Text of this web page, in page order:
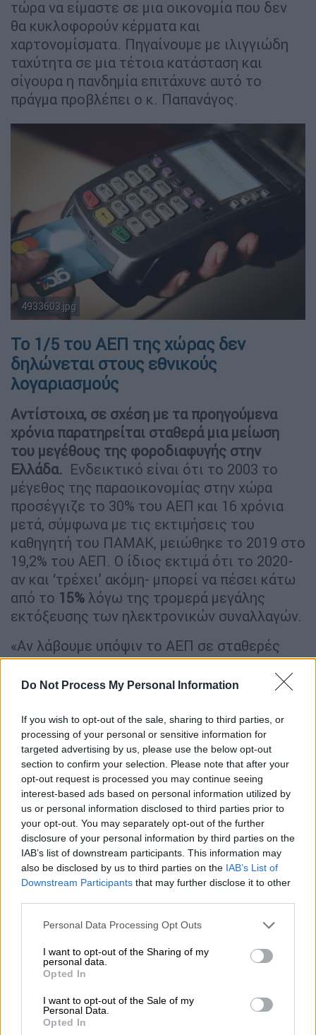
Do Not Process My Personal Information
If you wish to opt-out of the sale, sharing to third parties, or
processing of your personal or sensitive information for
targeted advertising by us, please use the below opt-out
section to confirm your selection. Please note that after your
opt-out request is processed you may continue seeing
interest-based ads based on personal information utilized by
us or personal information disclosed to third parties prior to
your opt-out. You may separately opt-out of the further
disclosure of your personal information by third parties on the
IAB’s list of downstream participants. This information may
also be disclosed by us to third parties on the IAB’s List of
Downstream Participants that may further disclose it to other
Please note that this website/app uses one or more Google
not limited to your visit or usage behaviour. You may click to
grant or deny consent to Google and its third-party tags to
use your data for below specified purposes in below Google
consent section.
Personal Data Processing Opt Outs
I want to opt-out of the Sharing of my
personal data.
Opted In
I want to opt-out of the Sale of my
Personal Data.
Opted In
τώρα να είμαστε σε μια οικονομία που δεν
θα κυκλοφορούν κέρματα και
χαρτονομίσματα. Πηγαίνουμε με ιλιγγιώδη
ταχύτητα σε μια τέτοια κατάσταση και
σίγουρα η πανδημία επιτάχυνε αυτό το
πράγμα προβλέπει ο κ. Παπανάγος.
4933603.jpg
Eurokinissi/POS
Το 1/5 του ΑΕΠ της χώρας δεν
δηλώνεται στους εθνικούς
λογαριασμούς
Αντίστοιχα, σε σχέση με τα προηγούμενα
χρόνια παρατηρείται σταθερά μια μείωση
του μεγέθους της φοροδιαφυγής στην
Ελλάδα. Ενδεικτικό είναι ότι το 2003 το
μέγεθος της παραοικονομίας στην χώρα
προσέγγιζε το 30% του ΑΕΠ και 16 χρόνια
μετά, σύμφωνα με τις εκτιμήσεις του
καθηγητή του ΠΑΜΑΚ, μειώθηκε το 2019 στο
19,2% του ΑΕΠ. Ο ίδιος εκτιμά ότι το 2020-
αν και ‘τρέχει’ ακόμη- μπορεί να πέσει κάτω
από το 15% λόγω της τρομερά μεγάλης
εκτόξευσης των ηλεκτρονικών συναλλαγών.
«Αν λάβουμε υπόψιν το ΑΕΠ σε σταθερές
τιμές το οποίο ανέρχεται σε194 δισ.,η
μαύρη οικονομία υπολογίζεται σε 37, 3 δισ.
δηλώνεται στους εθνικούς λογαριασμούς.
Αυτό σημαίνει ότι η χώρα έχει διαφυγόντα
φορολογικά έσοδα τα οποία ανέρχονται σε
περίπου 14,5 δισ.». Σημειώνεται ότι οι
εκτιμήσεις του καθηγητή είναι μικρότερες
σε σχέση με τις εκτιμήσεις άλλων διεθνών
οργανισμών, οι εκτιμήσεις των οποίων
μεσοσταθμικά την φέρνουν αρκετά
παραπάνω, στο 24,6% του ΑΕΠ.Και το
μέγεθος του διαφυγόντος προϊόντος στη
χώρας μας ανέρχεται σύμφωνα με την
μεσοσταθμική εκτίμηση άλλων οργανισμών
έσοδα ανέρχονται σε 18,4 δισ.